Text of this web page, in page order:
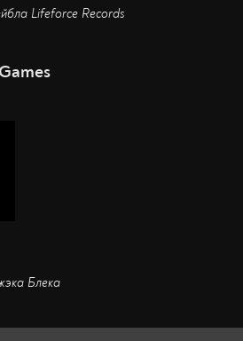
Lifeforce Records
Блека